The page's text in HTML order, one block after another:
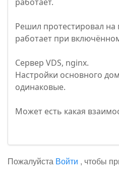
Решил протестировал на
работает при
Сервер VDS, nginx.
Настройки основного
одинаковые.
Может есть какая
Пожалуйста Войти , чтобы